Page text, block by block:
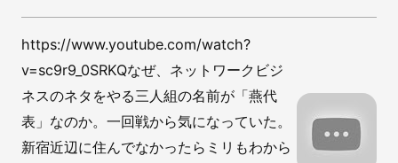
https://www.youtube.com/watch?
v=sc9r9_0SRKQなぜ、ネットワークビジ
ネスのネタをやる三人組の名前が「燕代
表」なのか。一回戦から気になっていた。
新宿近辺に住んでなかったらミリもわから